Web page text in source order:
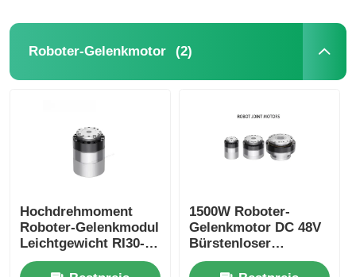
Roboter-Gelenkmotor (2)
Hochdrehmoment
Roboter-Gelenkmodul
Leichtgewicht RI30-
40-PRO
1500W Roboter-
Gelenkmotor DC 48V
Bürstenloser
Servomotor